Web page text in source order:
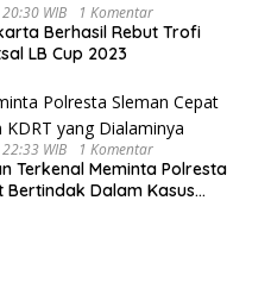
WIB 1 Komentar
Berhasil Rebut Trofi
LB Cup 2023
WIB 1 Komentar
Terkenal Meminta Polresta
Bertindak Dalam Kasus